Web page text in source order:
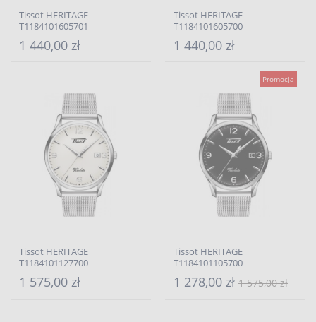
Tissot HERITAGE
T1184101605701
1 440,00 zł
Tissot HERITAGE
T1184101605700
1 440,00 zł
Tissot HERITAGE
T1184101127700
1 575,00 zł
Promocja
Tissot HERITAGE
T1184101105700
1 278,00 zł 1 575,00 zł